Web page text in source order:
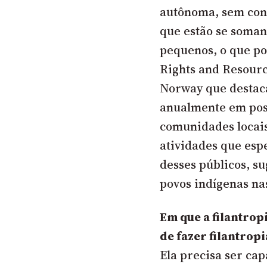
autônoma, sem
que estão se
pequenos, o que
Rights and
Norway que
anualmente em
comunidades
atividades que
desses públicos,
povos indígenas
Em que a
de fazer
Ela precisa ser